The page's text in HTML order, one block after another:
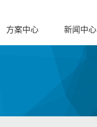
方案中心 新闻中心